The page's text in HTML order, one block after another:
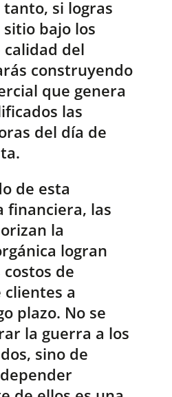
si logras
bajo los
del
construyendo
que genera
las
del día de
de esta
financiera, las
la
logran
de
a
plazo. No se
la guerra a los
sino de